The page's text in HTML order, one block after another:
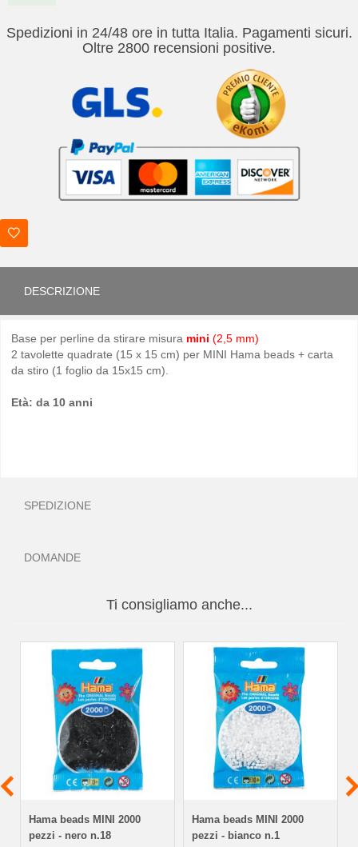
Spedizioni in 24/48 ore in tutta Italia. Pagamenti sicuri.
Oltre 2800 recensioni positive.
DESCRIZIONE
Base per perline da stirare misura mini (2,5 mm)
2 tavolette quadrate (15 x 15 cm) per MINI Hama beads + carta
da stiro (1 foglio da 15x15 cm).
Età: da 10 anni
SPEDIZIONE
DOMANDE
Ti consigliamo anche...
Hama beads MINI 2000
pezzi - nero n.18
Hama beads MINI 2000
pezzi - bianco n.1